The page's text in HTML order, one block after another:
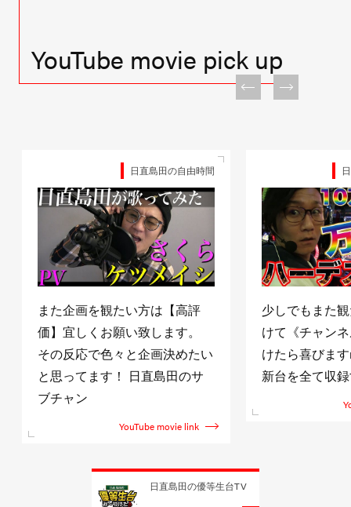
YouTube movie pick up
日直島田の自由時間
また企画を観たい方は【高評
価】宜しくお願い致します。
その反応で色々と企画決めたい
と思ってます！ 日直島田のサ
ブチャン
YouTube movie link
少しでもまた
けて《チャン
けたら喜びま
新台を全て収
日直島田の優等生台TV